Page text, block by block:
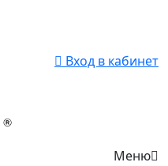
Вход в кабинет
Меню